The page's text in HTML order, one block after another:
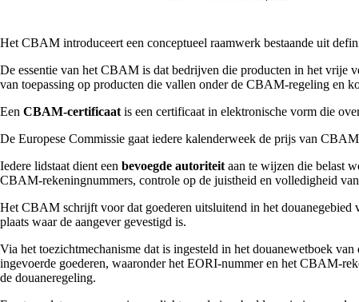
Het CBAM introduceert een conceptueel raamwerk bestaande uit
De essentie van het CBAM is dat bedrijven die producten in het vrije
van toepassing op producten die vallen onder de CBAM-regeling en
Een CBAM-certificaat is een certificaat in elektronische vorm die
De Europese Commissie gaat iedere kalenderweek de prijs van
Iedere lidstaat dient een bevoegde autoriteit aan te wijzen die belast
CBAM-rekeningnummers, controle op de juistheid en volledigheid
Het CBAM schrijft voor dat goederen uitsluitend in het
plaats waar de aangever gevestigd is.
Via het toezichtmechanisme dat is ingesteld in het douanewetboek
ingevoerde goederen, waaronder het EORI-nummer en het CBAM-
de douaneregeling.